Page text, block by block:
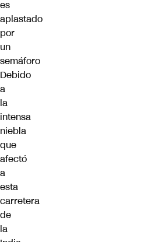
es
aplastado
por
un
semáforo
Debido
a
la
intensa
niebla
que
afectó
a
esta
carretera
de
la